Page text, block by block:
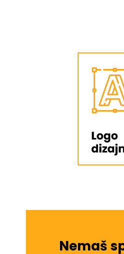
Nemaš